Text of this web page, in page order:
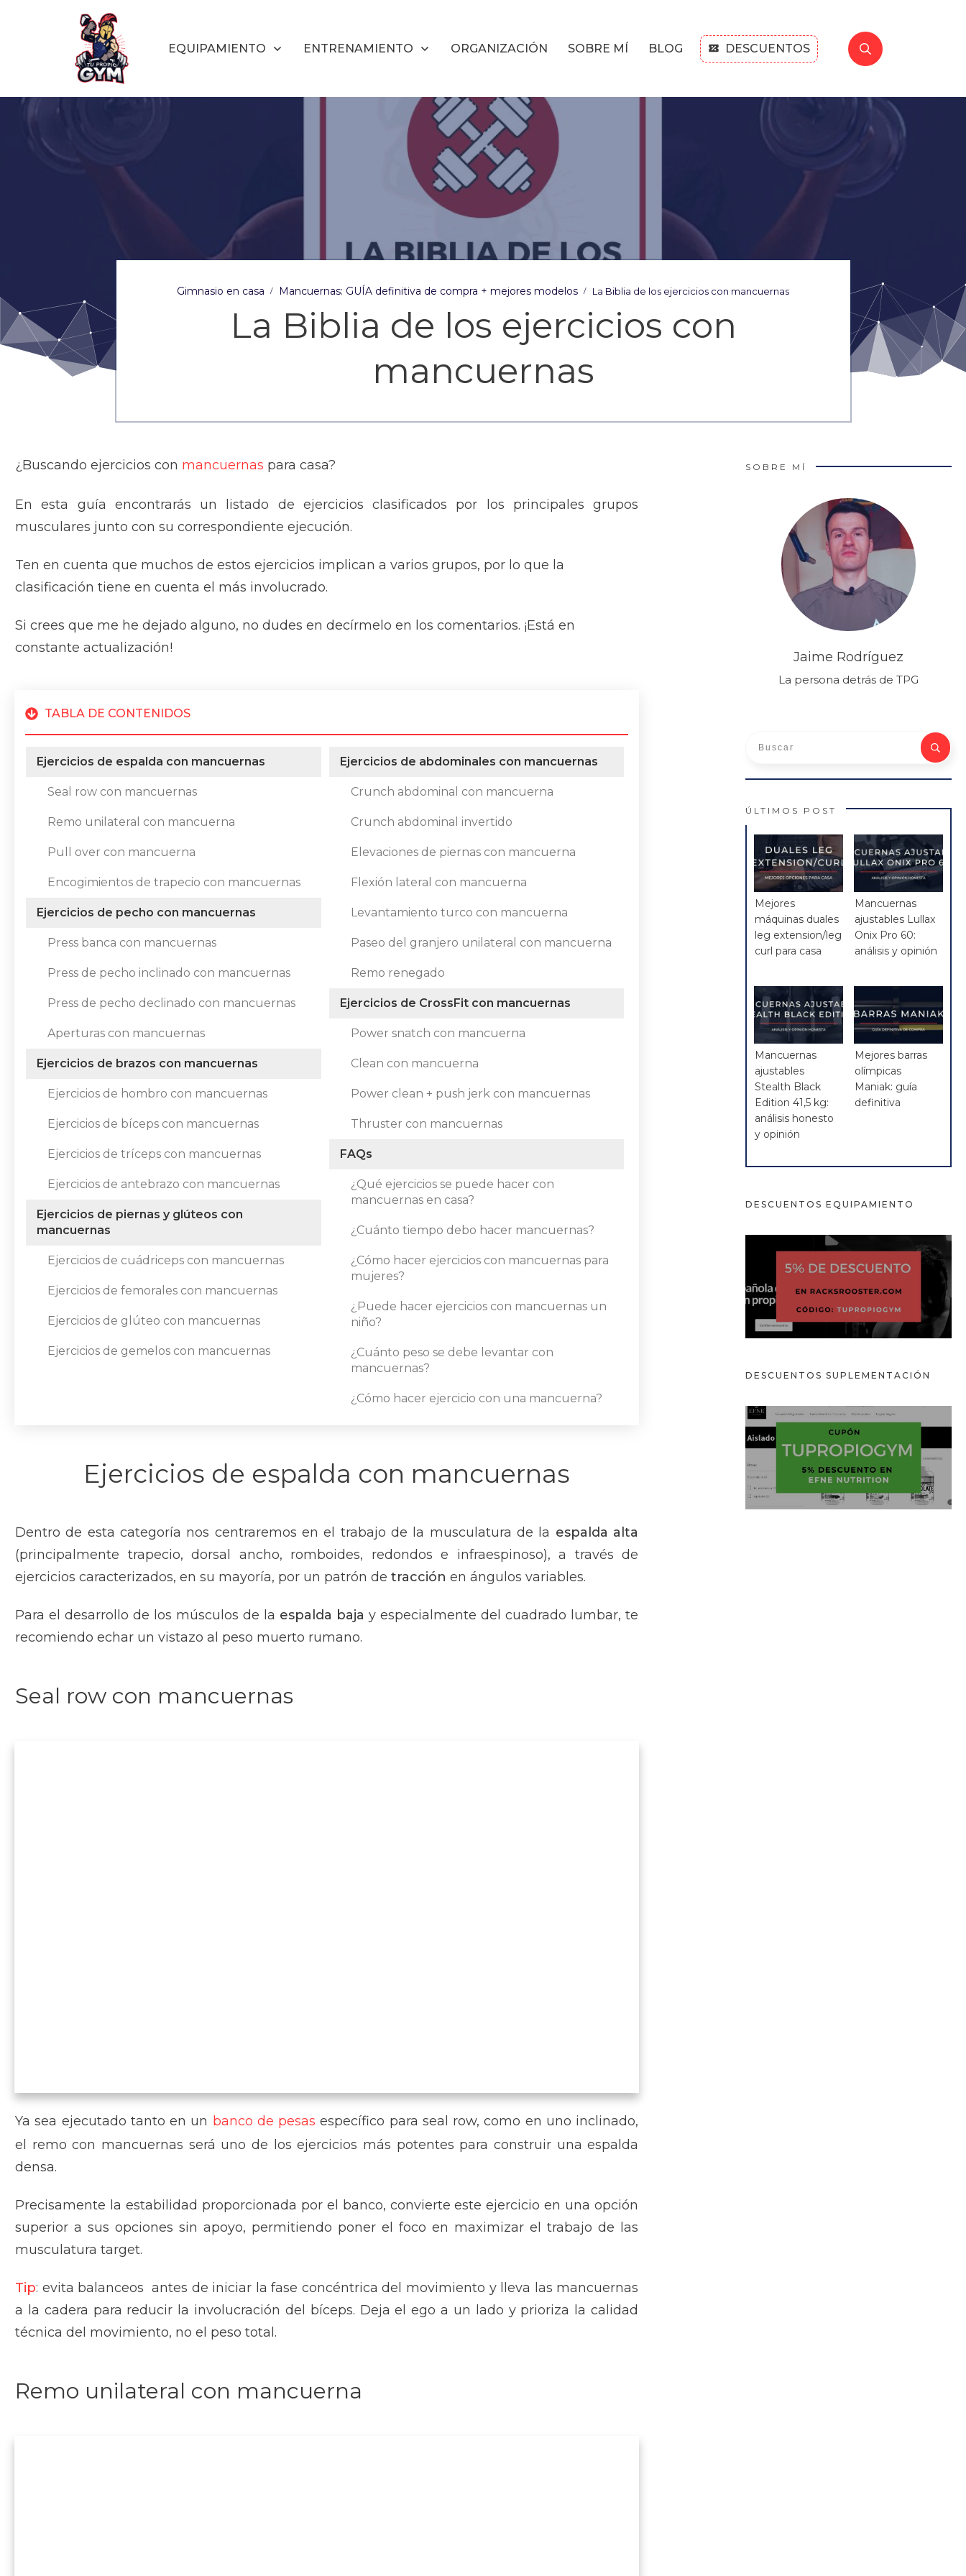
EQUIPAMIENTO ENTRENAMIENTO ORGANIZACIÓN SOBRE MÍ BLOG DESCUENTOS
Gimnasio en casa / Mancuernas: GUÍA definitiva de compra + mejores modelos / La Biblia de los ejercicios con mancuernas
La Biblia de los ejercicios con
mancuernas
¿Buscando ejercicios con mancuernas para casa?
En esta guía encontrarás un listado de ejercicios clasificados por los principales grupos
musculares junto con su correspondiente ejecución.
Ten en cuenta que muchos de estos ejercicios implican a varios grupos, por lo que la
clasificación tiene en cuenta el más involucrado.
Si crees que me he dejado alguno, no dudes en decírmelo en los comentarios. ¡Está en
constante actualización!
TABLA DE CONTENIDOS
Ejercicios de espalda con mancuernas
Seal row con mancuernas
Remo unilateral con mancuerna
Pull over con mancuerna
Encogimientos de trapecio con mancuernas
Ejercicios de pecho con mancuernas
Press banca con mancuernas
Press de pecho inclinado con mancuernas
Press de pecho declinado con mancuernas
Aperturas con mancuernas
Ejercicios de brazos con mancuernas
Ejercicios de hombro con mancuernas
Ejercicios de bíceps con mancuernas
Ejercicios de tríceps con mancuernas
Ejercicios de antebrazo con mancuernas
Ejercicios de piernas y glúteos con
mancuernas
Ejercicios de cuádriceps con mancuernas
Ejercicios de femorales con mancuernas
Ejercicios de glúteo con mancuernas
Ejercicios de gemelos con mancuernas
Ejercicios de abdominales con mancuernas
Crunch abdominal con mancuerna
Crunch abdominal invertido
Elevaciones de piernas con mancuerna
Flexión lateral con mancuerna
Levantamiento turco con mancuerna
Paseo del granjero unilateral con mancuerna
Remo renegado
Ejercicios de CrossFit con mancuernas
Power snatch con mancuerna
Clean con mancuerna
Power clean + push jerk con mancuernas
Thruster con mancuernas
FAQs
¿Qué ejercicios se puede hacer con
mancuernas en casa?
¿Cuánto tiempo debo hacer mancuernas?
¿Cómo hacer ejercicios con mancuernas para
mujeres?
¿Puede hacer ejercicios con mancuernas un
niño?
¿Cuánto peso se debe levantar con
mancuernas?
¿Cómo hacer ejercicio con una mancuerna?
Ejercicios de espalda con mancuernas
Dentro de esta categoría nos centraremos en el trabajo de la musculatura de la espalda alta
(principalmente trapecio, dorsal ancho, romboides, redondos e infraespinoso), a través de
ejercicios caracterizados, en su mayoría, por un patrón de tracción en ángulos variables.
Para el desarrollo de los músculos de la espalda bajay especialmente del cuadrado lumbar, te
recomiendo echar un vistazo al peso muerto rumano.
Seal row con mancuernas
Ya sea ejecutado tanto en un banco de pesas específico para seal row, como en uno inclinado,
el remo con mancuernas será uno de los ejercicios más potentes para construir una espalda
densa.
Precisamente la estabilidad proporcionada por el banco, convierte este ejercicio en una opción
superior a sus opciones sin apoyo, permitiendo poner el foco en maximizar el trabajo de las
musculatura target.
Tip: evita balanceos antes de iniciar la fase concéntrica del movimiento y lleva las mancuernas
a la cadera para reducir la involucración del bíceps. Deja el ego a un lado y prioriza la calidad
técnica del movimiento, no el peso total.
Remo unilateral con mancuerna
SOBRE MÍ
Jaime Rodríguez
La persona detrás de TPG
ÚLTIMOS POST
Mejores
máquinas duales
leg extension/leg
curl para casa
Mancuernas
ajustables Lullax
Onix Pro 60:
análisis y opinión
Mancuernas
ajustables
Stealth Black
Edition 41,5 kg:
análisis honesto
y opinión
Mejores barras
olímpicas
Maniak: guía
definitiva
DESCUENTOS EQUIPAMIENTO
DESCUENTOSSUPLEMENTACIÓN